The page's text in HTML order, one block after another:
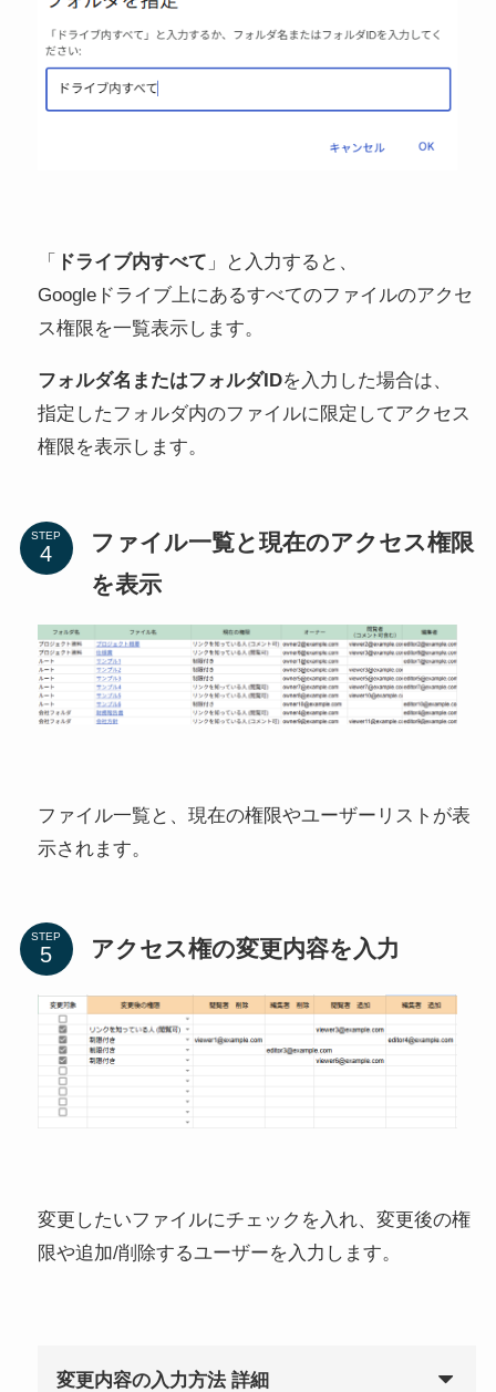
「 ドライブ内すべて 」と入力すると、
Googleドライブ上にあるすべてのファイルのアクセ
ス権限を一覧表示します。
フォルダ名またはフォルダIDを入力した場合は、
指定したフォルダ内のファイルに限定してアクセス
権限を表示します。
STEP
ファイル一覧と現在のアクセス権限
を表示
ファイル一覧と、現在の権限やユーザーリストが表
示されます。
STEP アクセス権の変更内容を入力
変更したいファイルにチェックを入れ、変更後の権
限や追加/削除するユーザーを入力します。
変更内容の入力方法 詳細